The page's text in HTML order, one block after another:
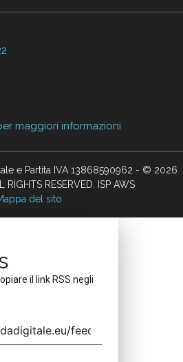
maggiori informazioni
e Partita IVA 13868590962 - © 2026
RESERVED. ISP AWS
del sito
il link RSS negli